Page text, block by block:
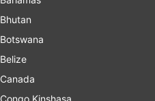
Bhutan
Botswana
Belize
Canada
Congo Kinshasa